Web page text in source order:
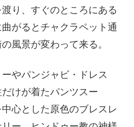
り、すぐのところにある
がるとチャクラペット通
風景が変わって来る。
やパンジャビ・ドレス
だけが着たパンツスー
心とした原色のブレスレ